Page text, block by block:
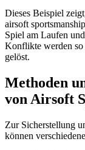
Dieses Beispiel
airsoft
Spiel am Laufen
Konflikte werden so
gelöst.
Methoden
von Airsoft
Zur Sicherstellung
können